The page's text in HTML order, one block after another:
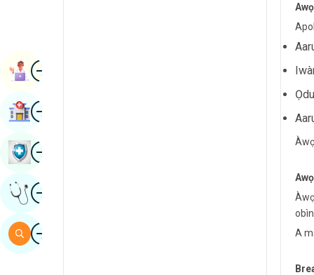
A
aworanIpade Ilana
aworanWa Iwosan
aworanAyẹwo Ilera Iwe
aworanGba Ero Amoye
aworanÀwárí